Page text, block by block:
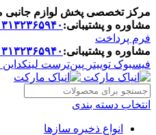
مرکز تخصصی پخش لوازم جانبی
مشاوره و پشتیبانی:
فرم پرداخت
مشاوره و پشتیبانی:
فیسبوک توییتر پین‌ترست لینکداین
انتخاب دسته بندی
انواع ذخیره سازها